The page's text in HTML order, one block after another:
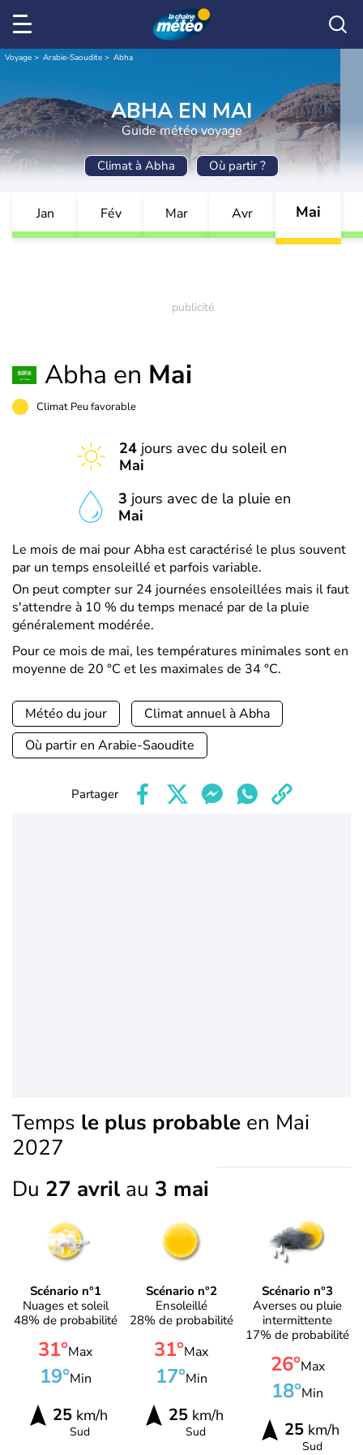
Voyage Arabie-Saoudite Abha
ABHA EN MAI
Guide météo voyage
Climat à Abha Où partir ?
Jan Fév Mar Avr Mai
Abha en Mai
Climat Peu favorable
24 jours avec du soleil en
Mai
3 jours avec de la pluie en
Mai
Le mois de mai pour Abha est caractérisé le plus souvent
par un temps ensoleillé et parfois variable.
On peut compter sur 24 journées ensoleillées mais il faut
s'attendre à 10 % du temps menacé par de la pluie
généralement modérée.
Pour ce mois de mai, les températures minimales sont en
moyenne de 20 °C et les maximales de 34 °C.
Météo du jour
Climat annuel à Abha
Où partir en Arabie-Saoudite
Partager
Temps le plus probable en Mai
2027
Du 27 avril au 3 mai
Scénario n°1
Nuages et soleil
48% de probabilité
31°Max
19°Min
25km/h
Sud
Scénario n°2
Ensoleillé
28% de probabilité
31°Max
17°Min
25km/h
Sud
Scénario n°3
Averses ou pluie
intermittente
17% de probabilité
26°Max
18°Min
25 km/h
Sud